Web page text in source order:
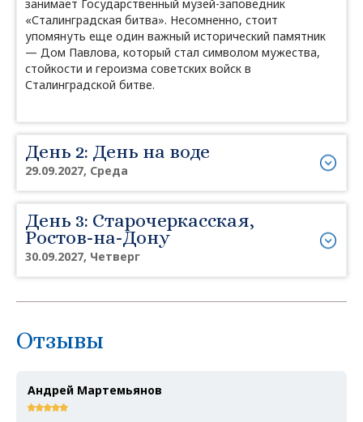
занимает Государственный музей-заповедник
«Сталинградская битва». Несомненно, стоит
упомянуть еще один важный исторический памятник
— Дом Павлова, который стал символом мужества,
стойкости и героизма советских войск в
Сталинградской битве.
День 2: День на воде
29.09.2027, Среда
День 3: Старочеркасская,
Ростов-на-Дону
30.09.2027, Четверг
Отзывы
Андрей Мартемьянов